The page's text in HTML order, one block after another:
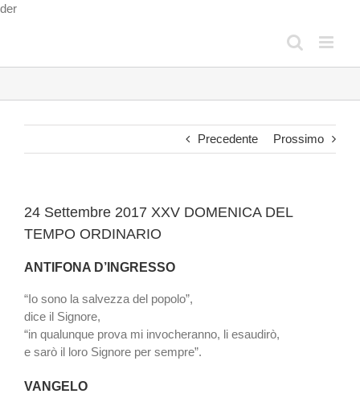
derSalta
Precedente Prossimo
24 Settembre 2017 XXV DOMENICA DEL
TEMPO ORDINARIO
ANTIFONA D’INGRESSO
“Io sono la salvezza del popolo”,
dice il Signore,
“in qualunque prova mi invocheranno, li esaudirò,
e sarò il loro Signore per sempre”.
VANGELO